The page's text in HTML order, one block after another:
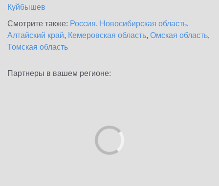
Куйбышев
Смотрите также: Россия, Новосибирская область,
Алтайский край, Кемеровская область, Омская область,
Томская область
Партнеры в вашем регионе: